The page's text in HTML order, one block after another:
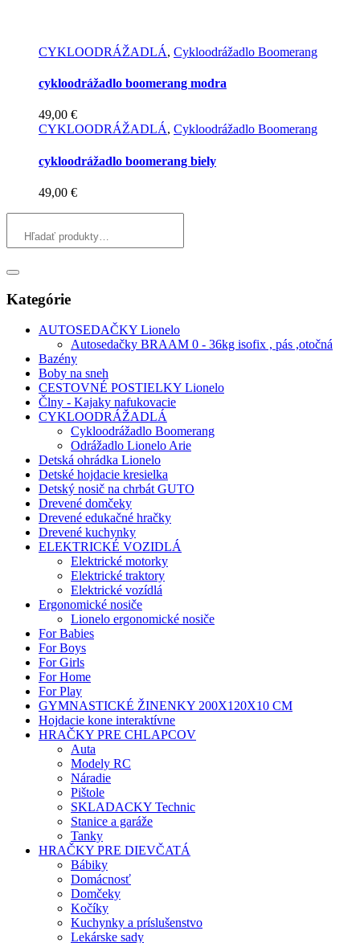
CYKLOODRÁŽADLÁ, Cykloodrážadlo Boomerang
cykloodrážadlo boomerang modra
49,00 €
CYKLOODRÁŽADLÁ, Cykloodrážadlo Boomerang
cykloodrážadlo boomerang biely
49,00 €
Kategórie
AUTOSEDAČKY Lionelo
Autosedačky BRAAM 0 - 36kg isofix , pás ,otočná
Bazény
Boby na sneh
CESTOVNÉ POSTIELKY Lionelo
Člny - Kajaky nafukovacie
CYKLOODRÁŽADLÁ
Cykloodrážadlo Boomerang
Odrážadlo Lionelo Arie
Detská ohrádka Lionelo
Detské hojdacie kresielka
Detský nosič na chrbát GUTO
Drevené domčeky
Drevené edukačné hračky
Drevené kuchynky
ELEKTRICKÉ VOZIDLÁ
Elektrické motorky
Elektrické traktory
Elektrické vozídlá
Ergonomické nosiče
Lionelo ergonomické nosiče
For Babies
For Boys
For Girls
For Home
For Play
GYMNASTICKÉ ŽINENKY 200X120X10 CM
Hojdacie kone interaktívne
HRAČKY PRE CHLAPCOV
Auta
Modely RC
Náradie
Pištole
SKLADACKY Technic
Stanice a garáže
Tanky
HRAČKY PRE DIEVČATÁ
Bábiky
Domácnosť
Domčeky
Kočíky
Kuchynky a príslušenstvo
Lekárske sady